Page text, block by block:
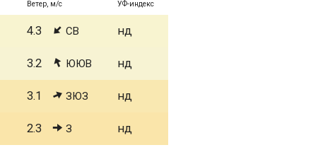
Ветер, м/с УФ-индекс
4.3 СВ нд
3.2 ЮЮВ нд
3.1 ЗЮЗ нд
2.3 З нд